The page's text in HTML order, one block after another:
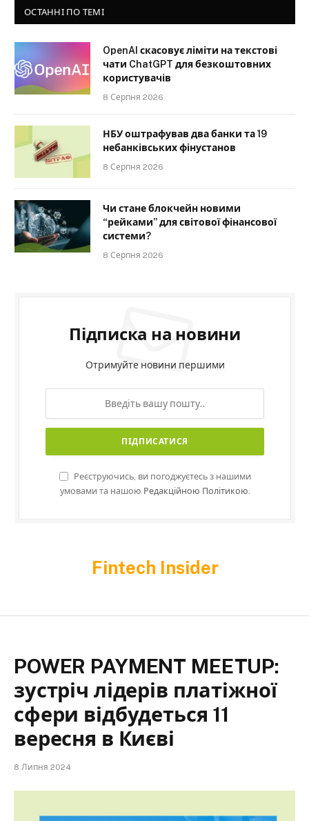
ОСТАННІ ПО ТЕМІ
OpenAI скасовує ліміти на текстові
чати ChatGPT для безкоштовних
користувачів
8 Серпня 2026
НБУ оштрафував два банки та 19
небанківських фінустанов
8 Серпня 2026
Чи стане блокчейн новими
“рейками” для світової фінансової
системи?
8 Серпня 2026
Підписка на новини
Отримуйте новини першими
Реєструючись, ви погоджуєтесь з нашими
умовами та нашою Редакційною Політикою.
Fintech Insider
POWER PAYMENT MEETUP:
зустріч лідерів платіжної
сфери відбудеться 11
вересня в Києві
8 Липня 2024